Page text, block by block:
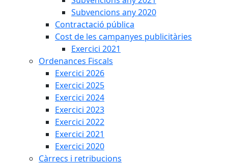
Subvencions any 2020
Contractació pública
Cost de les campanyes publicitàries
Exercici 2021
Ordenances Fiscals
Exercici 2026
Exercici 2025
Exercici 2024
Exercici 2023
Exercici 2022
Exercici 2021
Exercici 2020
Càrrecs i retribucions